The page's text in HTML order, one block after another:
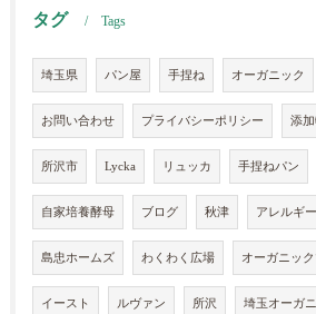
タグ Tags
埼玉県 パン屋 手捏ね オーガニック
お問い合わせ プライバシーポリシー 添
所沢市 Lycka リュッカ 手捏ねパン
自家培養酵母 ブログ 秋津 アレルギ
島忠ホームズ わくわく広場 オーガニッ
イースト ルヴァン 所沢 埼玉オーガ